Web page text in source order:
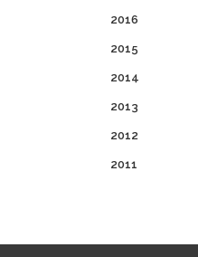
2016
2015
2014
2013
2012
2011